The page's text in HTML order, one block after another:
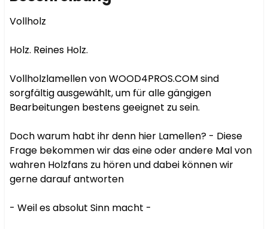
Vollholz
Holz. Reines Holz.
Vollholzlamellen von WOOD4PROS.COM sind
sorgfältig ausgewählt, um für alle gängigen
Bearbeitungen bestens geeignet zu sein.
Doch warum habt ihr denn hier Lamellen? - Diese
Frage bekommen wir das eine oder andere Mal von
wahren Holzfans zu hören und dabei können wir
gerne darauf antworten
- Weil es absolut Sinn macht -